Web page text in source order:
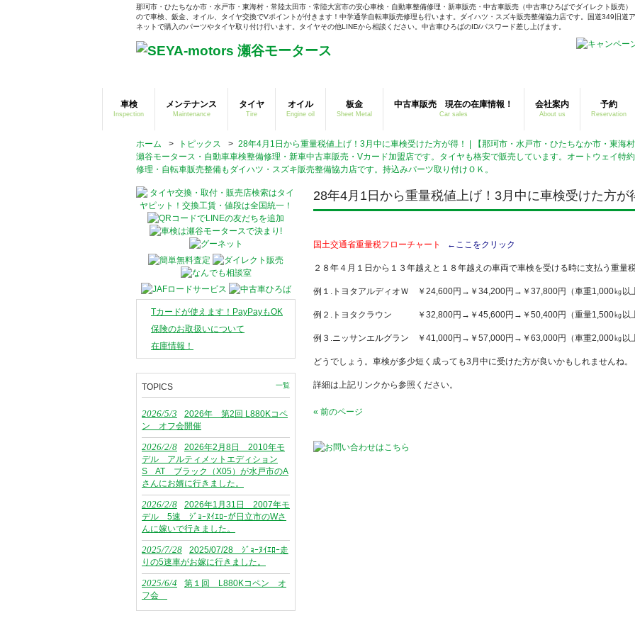
那珂市・ひたちなか市・水戸市・東海村・常陸太田市・常陸大宮市の安心車検・自動車整備修理・新車販売・中古車販売（中古車ひろばでダイレクト販売
ので車検、鈑金、オイル、タイヤ交換でVポイントが付きます！中学通学自転車販売修理も行います。ダイハツ・スズキ販売整備協力店です。国道349旧道
ネットで購入のパーツやタイヤ取り付け行います。タイヤその他LINEから相談ください。中古車ひろばのID/パスワード差し上げます。
車検
Inspection
メンテナンス
Maintenance
タイヤ
Tire
オイル
Engine oil
板金
Sheet Metal
中古車販売 現在の在庫情報！
Car sales
会社案内
About us
予約
Reservation
ホーム > トピックス > 28年4月1日から重量税値上げ！3月中に車検受けた方が得！ | 【那珂市・水戸市・ひたちなか市・東海
瀬谷モータース・自動車車検整備修理・新車中古車販売・Vカード加盟店です。タイヤも格安で販売しています。オートウェイ特
修理・自転車販売整備もダイハツ・スズキ販売整備協力店です。持込みパーツ取り付けＯＫ。
28年4月1日から重量税値上げ！3月中に車検受けた方が
国土交通省重量税フローチャート
←ここをクリック
２８年４月１日から１３年越えと１８年越えの車両で車検を受ける時に支払う重量
例１.トヨタアルディオＷ ￥24,600円→￥34,200円→￥37,800円（車重1,000㎏以
例２.トヨタクラウン ￥32,800円→￥45,600円→￥50,400円（重量1,500㎏以上
例３.ニッサンエルグラン ￥41,000円→￥57,000円→￥63,000円（車重2,000㎏以
どうでしょう。車検が多少短く成っても3月中に受けた方が良いかもしれませんね。
詳細は上記リンクから参照ください。
« 前のページ
Tカードが使えます！PayPayもOK
保険のお取扱いについて
在庫情報！
TOPICS 一覧
2026/5/3
2026年 第2回 L880Kコペ
ン オフ会開催
2026/2/8
2026年2月8日 2010年モ
デル アルティメットエディション
S AT ブラック（X05）が水戸市のA
さんにお婿に行きました。
2026/2/8
2026年1月31日 2007年モ
デル 5速 ｼﾞｮｰﾇｲｴﾛｰが日立市のWさ
んに嫁いで行きました。
2025/7/28
2025/07/28 ｼﾞｮｰﾇｲｴﾛｰ走
りの5速車がお嫁に行きました。
2025/6/4
第１回 L880Kコペン オ
フ会